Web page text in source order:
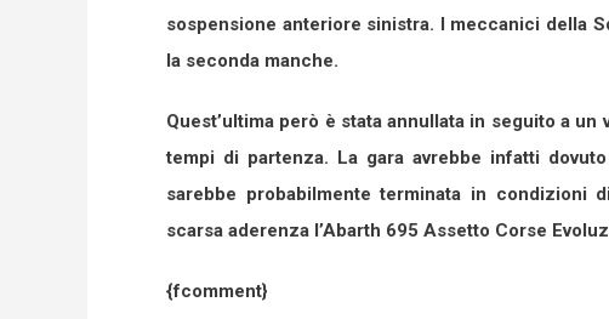
sospensione anteriore sinistra. I meccanici della
la seconda manche.
Quest’ultima però è stata annullata in seguito a
tempi di partenza. La gara avrebbe infatti
sarebbe probabilmente terminata in condizioni
scarsa aderenza l’Abarth 695 Assetto Corse
{fcomment}